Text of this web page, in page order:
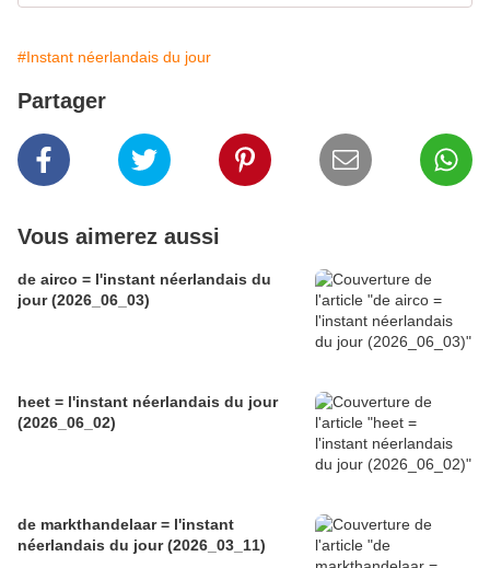
#Instant néerlandais du jour
Partager
Vous aimerez aussi
de airco = l'instant néerlandais du
jour (2026_06_03)
heet = l'instant néerlandais du jour
(2026_06_02)
de markthandelaar = l'instant
néerlandais du jour (2026_03_11)